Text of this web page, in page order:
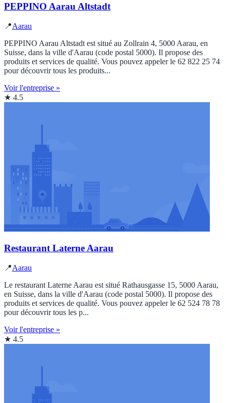
PEPPINO Aarau Altstadt
📍Aarau
PEPPINO Aarau Altstadt est situé au Zollrain 4, 5000 Aarau, en
Suisse, dans la ville d'Aarau (code postal 5000). Il propose des
produits et services de qualité. Vous pouvez appeler le 62 822 25 74
pour découvrir tous les produits...
Voir l'entreprise »
★ 4.5
Restaurant Laterne Aarau
📍Aarau
Le restaurant Laterne Aarau est situé Rathausgasse 15, 5000 Aarau,
en Suisse, dans la ville d'Aarau (code postal 5000). Il propose des
produits et services de qualité. Vous pouvez appeler le 62 524 78 78
pour découvrir tous les p...
Voir l'entreprise »
★ 4.5